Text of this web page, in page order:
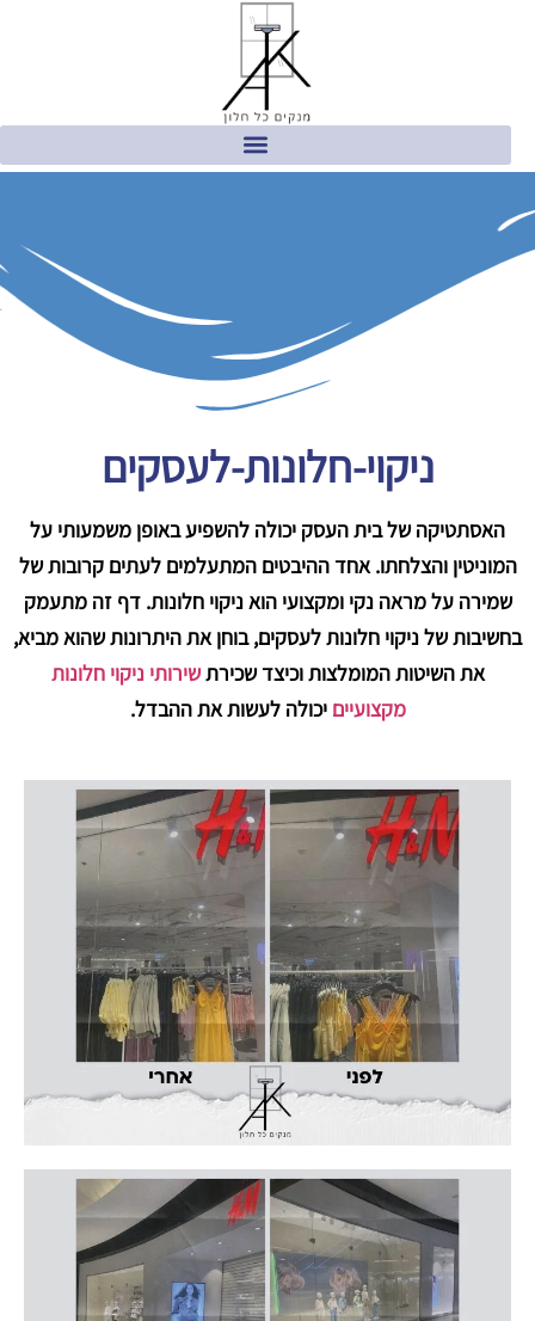
ניקוי-חלונות-לעסקים
האסתטיקה של בית העסק יכולה להשפיע באופן משמעותי על
המוניטין והצלחתו. אחד ההיבטים המתעלמים לעתים קרובות של
שמירה על מראה נקי ומקצועי הוא ניקוי חלונות. דף זה מתעמק
בחשיבות של ניקוי חלונות לעסקים, בוחן את היתרונות שהוא מביא,
את השיטות המומלצות וכיצד שכירתשירותי ניקוי חלונות
מקצועיים יכולה לעשות את ההבדל.